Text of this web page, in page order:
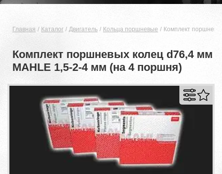
Главная Каталог Двигатель Кольца поршневые Комплект
Комплект поршневых колец d76,4 мм
MAHLE 1,5-2-4 мм (на 4 поршня)